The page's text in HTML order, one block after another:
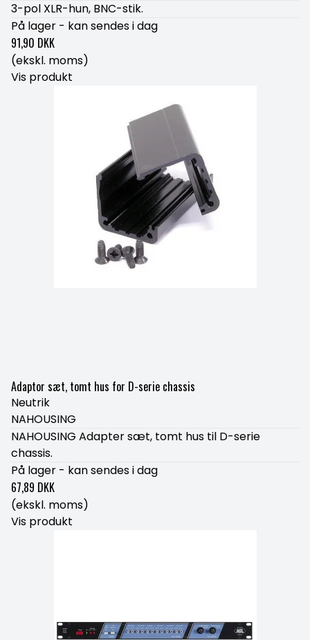
3-pol XLR-hun, BNC-stik.
På lager - kan sendes i dag
91,90 DKK
(ekskl. moms)
Vis produkt
Adaptor sæt, tomt hus for D-serie chassis
Neutrik
NAHOUSING
NAHOUSING Adapter sæt, tomt hus til D-serie
chassis.
På lager - kan sendes i dag
67,89 DKK
(ekskl. moms)
Vis produkt